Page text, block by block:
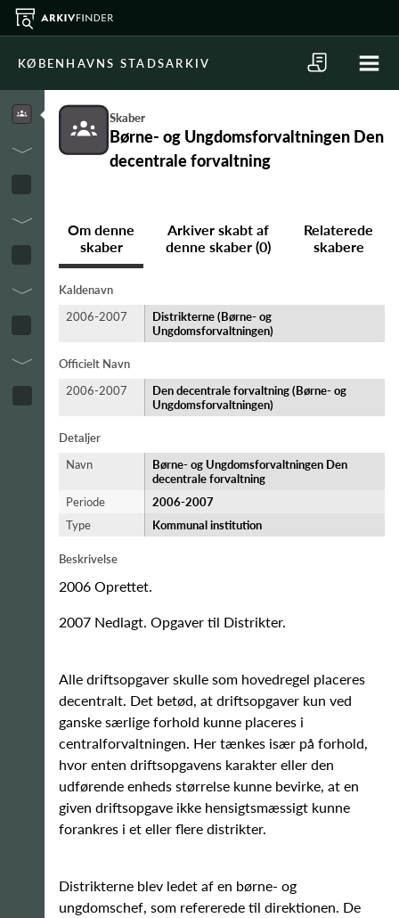
KØBENHAVNS STADSARKIV
Skaber
Børne- og Ungdomsforvaltningen Den
decentrale forvaltning
Om denne
skaber
Arkiver skabt af
denne skaber (0)
Relaterede
skabere
Kaldenavn
2006-2007
Distrikterne (Børne- og
Ungdomsforvaltningen)
Officielt Navn
2006-2007
Den decentrale forvaltning (Børne- og
Ungdomsforvaltningen)
Detaljer
Navn
Børne- og Ungdomsforvaltningen Den
decentrale forvaltning
Periode
2006-​2007
Type
Kommunal institution
Beskrivelse
2006 Oprettet.
2007 Nedlagt. Opgaver til Distrikter.
Alle driftsopgaver skulle som hovedregel placeres
decentralt. Det betød, at driftsopgaver kun ved
ganske særlige forhold kunne placeres i
centralforvaltningen. Her tænkes især på forhold,
hvor enten driftsopgavens karakter eller den
udførende enheds størrelse kunne bevirke, at en
given driftsopgave ikke hensigtsmæssigt kunne
forankres i et eller flere distrikter.
Distrikterne blev ledet af en børne- og
ungdomschef, som refererede til direktionen. De